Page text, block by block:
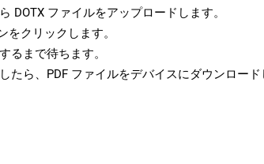
DOTX ファイルをアップロードします。
をクリックします。
るまで待ちます。
たら、PDF ファイルをデバイスにダウンロード